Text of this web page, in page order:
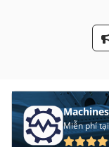
Ngoài Máy Mài
Miễn phí